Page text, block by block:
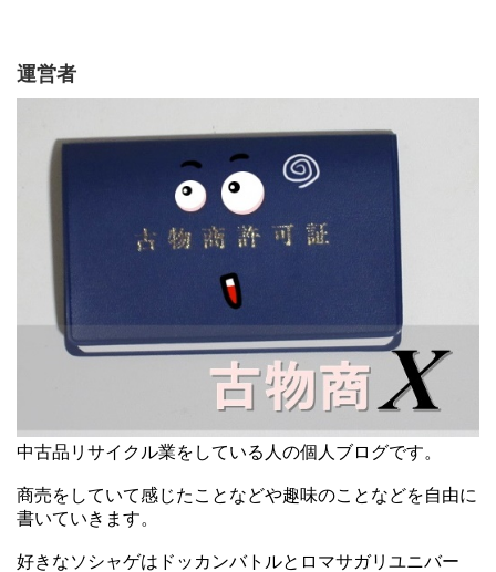
運営者
中古品リサイクル業をしている人の個人ブログです。
商売をしていて感じたことなどや趣味のことなどを自由に
書いていきます。
好きなソシャゲはドッカンバトルとロマサガリユニバー